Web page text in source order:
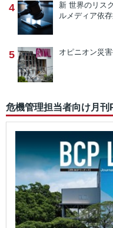
4 新 世界のリス
ルメディア依
5 オピニオン災
危機管理担当者向け月刊